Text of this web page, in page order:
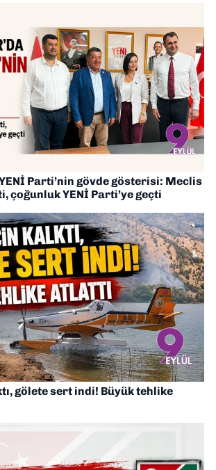
Parti’nin gövde gösterisi: Meclis
çoğunluk YENİ Parti’ye geçti
gölete sert indi! Büyük tehlike